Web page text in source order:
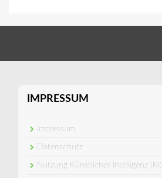
IMPRESSUM
Impressum
Datenschutz
Nutzung Künstlicher Intelligenz (KI)